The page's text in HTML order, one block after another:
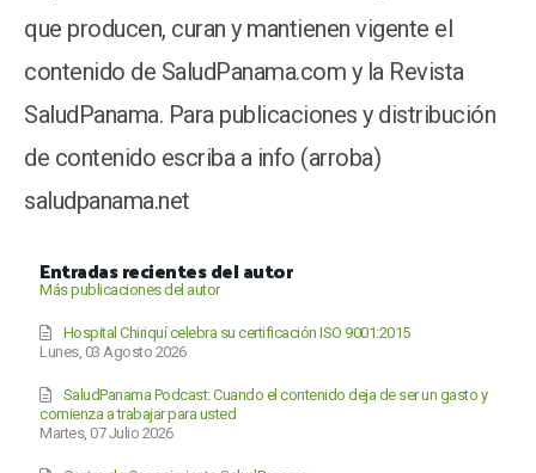
que producen, curan y mantienen vigente el
contenido de SaludPanama.com y la Revista
SaludPanama. Para publicaciones y distribución
de contenido escriba a info (arroba)
saludpanama.net
Entradas recientes del autor
Más publicaciones del autor
Lunes, 03 Agosto 2026
Hospital Chiriquí celebra su certificación ISO 9001:2015
Martes, 07 Julio 2026
SaludPanama Podcast: Cuando el contenido deja de ser un gasto y
comienza a trabajar para usted